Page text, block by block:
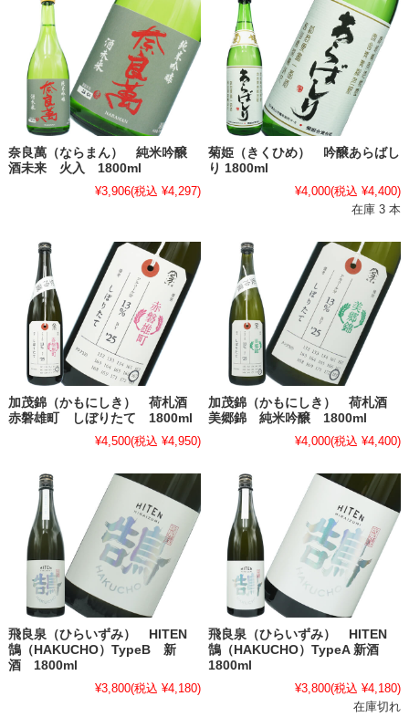
奈良萬（ならまん） 純米吟醸
酒未来 火入 1800ml
¥3,906(税込 ¥4,297)
菊姫（きくひめ） 吟醸あらばし
り 1800ml
¥4,000(税込 ¥4,400)
在庫 3 本
加茂錦（かもにしき） 荷札酒
赤磐雄町 しぼりたて 1800ml
¥4,500(税込 ¥4,950)
加茂錦（かもにしき） 荷札酒
美郷錦 純米吟醸 1800ml
¥4,000(税込 ¥4,400)
飛良泉（ひらいずみ） HITEN
鵠（HAKUCHO）TypeB 新
酒 1800ml
¥3,800(税込 ¥4,180)
飛良泉（ひらいずみ） HITEN
鵠（HAKUCHO）TypeA 新酒
1800ml
¥3,800(税込 ¥4,180)
在庫切れ